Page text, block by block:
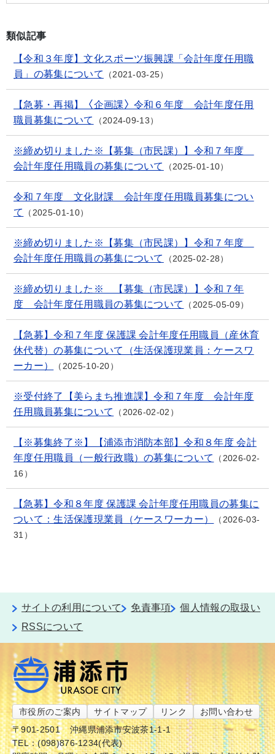
類似記事
【令和３年度】文化スポーツ振興課「会計年度任用職
員」の募集について
2021-03-25
【急募・再掲】〈企画課〉令和６年度 会計年度任用
職員募集について
2024-09-13
※締め切りました※【募集（市民課）】令和７年度
会計年度任用職員の募集について
2025-01-10
令和７年度 文化財課 会計年度任用職員募集につい
て
2025-01-10
※締め切りました※【募集（市民課）】令和７年度
会計年度任用職員の募集について
2025-02-28
※締め切りました※ 【募集（市民課）】令和７年
度 会計年度任用職員の募集について
2025-05-09
【急募】令和７年度 保護課 会計年度任用職員（産休育
休代替）の募集について（生活保護現業員：ケースワ
ーカー）
2025-10-20
※受付終了【美らまち推進課】令和７年度 会計年度
任用職員募集について
2026-02-02
【※募集終了※】【浦添市消防本部】令和８年度 会計
年度任用職員（一般行政職）の募集について
2026-02-
16
【急募】令和８年度 保護課 会計年度任用職員の募集に
ついて：生活保護現業員（ケースワーカー）
2026-03-
31
サイトの利用について 免責事項
個人情報の取扱い
RSSについて
市役所のご案内 サイトマップ リンク
お問い合わせ
〒901-2501
沖縄県浦添市安波茶1-1-1
TEL：(098)876-1234(代表)